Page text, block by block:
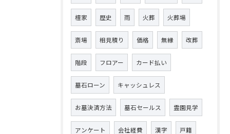
檀家 歴史 雨 火葬 火葬場
斎場 相見積り 価格 無縁 改葬
階段 フロアー カード払い
墓石ローン キャッシュレス
お墓決済方法 墓石セールス 霊園見学
アンケート 会社経費 漢字 戸籍